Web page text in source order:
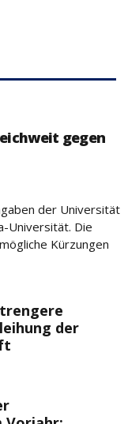
gegen
der Universität
Universität. Die
Kürzungen
der